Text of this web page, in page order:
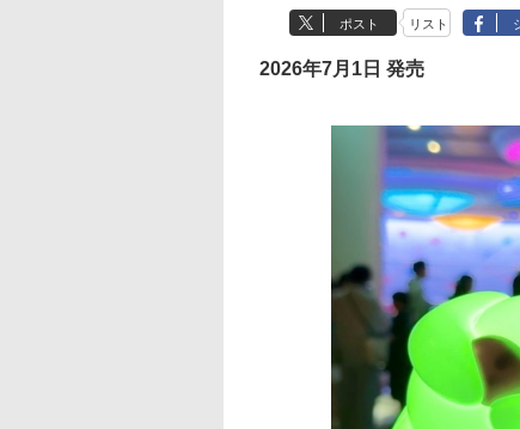
ポスト リスト
2026年7月1日 発売